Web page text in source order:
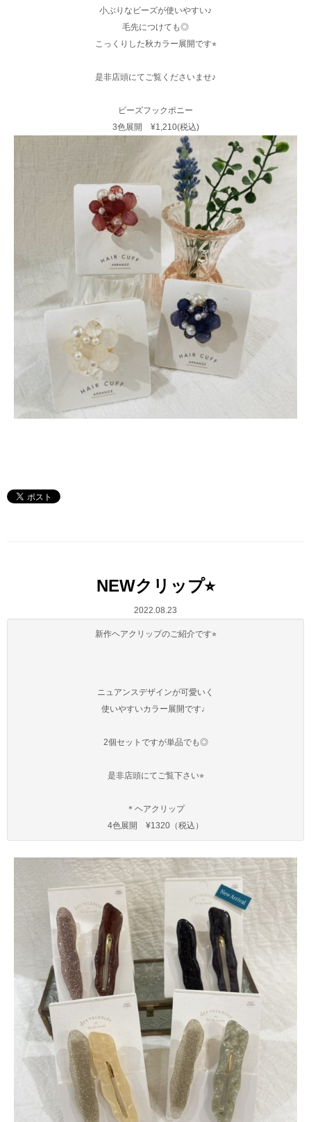
小ぶりなビーズが使いやすい♪
毛先につけても◎
こっくりした秋カラー展開です⭐︎
是非店頭にてご覧くださいませ♪
ビーズフックポニー
3色展開 ¥1,210(税込)
NEWクリップ⭐︎
2022.08.23
新作ヘアクリップのご紹介です⭐︎
ニュアンスデザインが可愛いく
使いやすいカラー展開です♩
2個セットですが単品でも◎
是非店頭にてご覧下さい⭐︎
＊ヘアクリップ
4色展開 ¥1320（税込）